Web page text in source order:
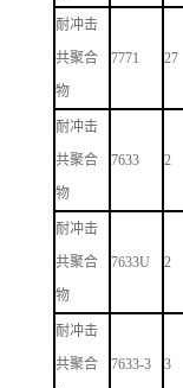
耐冲击
共聚合
物
7771 27
耐冲击
共聚合
物
7633 2
耐冲击
共聚合
物
7633U 2
耐冲击
共聚合
7633-3 3